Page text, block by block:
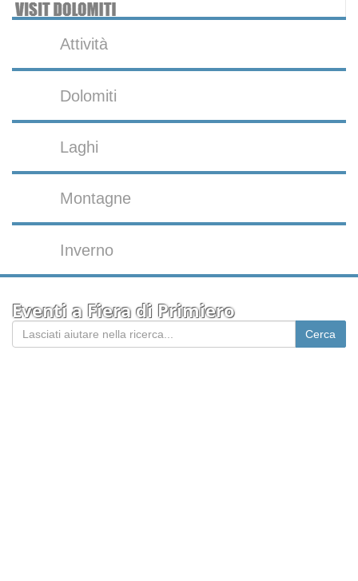
Attività
Dolomiti
Laghi
Montagne
Inverno
Eventi a Fiera di Primiero